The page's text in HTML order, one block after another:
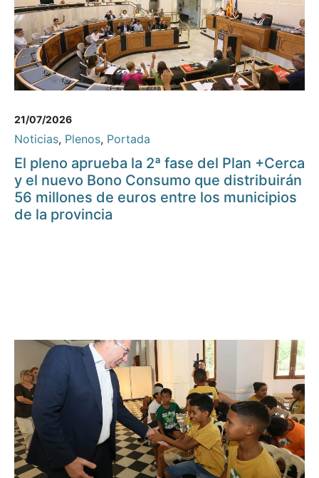
21/07/2026
Noticias, Plenos, Portada
El pleno aprueba la 2ª fase del Plan +Cerca
y el nuevo Bono Consumo que distribuirán
56 millones de euros entre los municipios
de la provincia